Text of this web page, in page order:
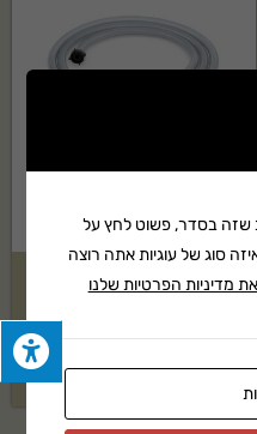
צינור שאיבת מים 3 מטר ל – RE
₪208
שזה בסדר, פשוט לחץ על
סוג של עוגיות אתה רוצה
מדיניות הפרטיות שלנו